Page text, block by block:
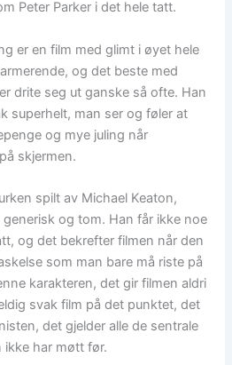
Peter Parker i det hele tatt.
er en film med glimt i øyet hele
og det beste med
drite seg ut ganske så ofte. Han
superhelt, man ser og føler at
og mye juling når
skjermen.
spilt av Michael Keaton,
og tom. Han får ikke noe
og det bekrefter filmen når den
som man bare må riste på
karakteren, det gir filmen aldri
svak film på det punktet, det
det gjelder alle de sentrale
ikke har møtt før.